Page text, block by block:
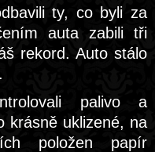
ty, co byli za
auta zabili tři
rekord. Auto stálo
palivo a
krásně uklizené, na
položen papír